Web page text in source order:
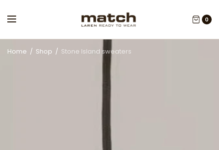
0
Home / Shop / Stone Island sweaters